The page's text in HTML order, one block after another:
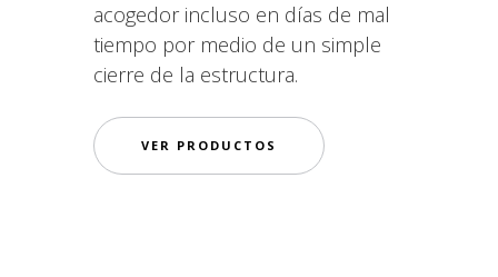
acogedor incluso en días de mal
tiempo por medio de un simple
cierre de la estructura.
VER PRODUCTOS